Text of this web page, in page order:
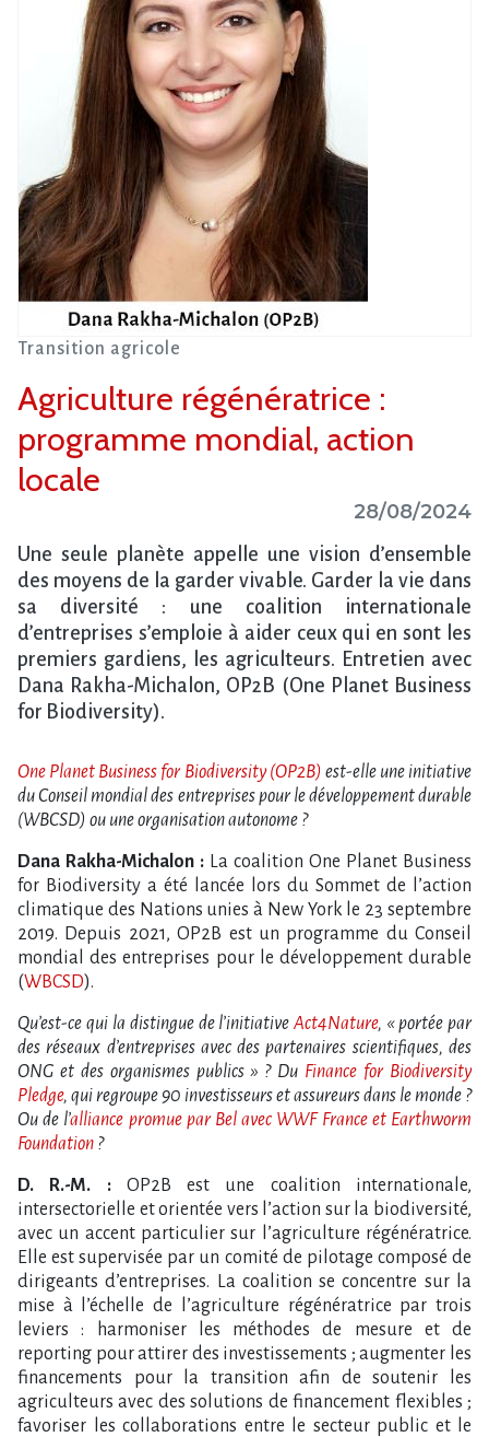
Transition agricole
Agriculture régénératrice :
programme mondial, action
locale
28/08/2024
Une seule planète appelle une vision d’ensemble
des moyens de la garder vivable. Garder la vie dans
sa diversité : une coalition internationale
d’entreprises s’emploie à aider ceux qui en sont les
premiers gardiens, les agriculteurs. Entretien avec
Dana Rakha-Michalon, OP2B (One Planet Business
for Biodiversity).
One Planet Business for Biodiversity (OP2B) est-elle une initiative
du Conseil mondial des entreprises pour le développement durable
(WBCSD) ou une organisation autonome ?
Dana Rakha-Michalon : La coalition One Planet Business
for Biodiversity a été lancée lors du Sommet de l’action
climatique des Nations unies à New York le 23 septembre
2019. Depuis 2021, OP2B est un programme du Conseil
mondial des entreprises pour le développement durable
(WBCSD).
Qu’est-ce qui la distingue de l’initiativeAct4Nature, « portée par
des réseaux d’entreprises avec des partenaires scientifiques, des
ONG et des organismes publics » ? Du Finance for Biodiversity
Pledge, qui regroupe 90 investisseurs et assureurs dans le monde ?
Ou de l’alliance promue par Bel avec WWF France et Earthworm
Foundation ?
D. R.-M. : OP2B est une coalition internationale,
intersectorielle et orientée vers l’action sur la biodiversité,
avec un accent particulier sur l’agriculture régénératrice.
Elle est supervisée par un comité de pilotage composé de
dirigeants d’entreprises. La coalition se concentre sur la
mise à l’échelle de l’agriculture régénératrice par trois
leviers : harmoniser les méthodes de mesure et de
reporting pour attirer des investissements ; augmenter les
financements pour la transition afin de soutenir les
agriculteurs avec des solutions de financement flexibles ;
favoriser les collaborations entre le secteur public et le